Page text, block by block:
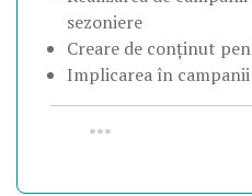
sezoniere
Creare de conținut
Implicarea în
•••